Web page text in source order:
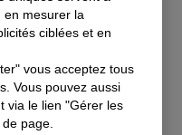
Allianz
AIREL
en mesurer la
ciblées et en
vous acceptez tous
Vous pouvez aussi
via le lien "Gérer les
page.